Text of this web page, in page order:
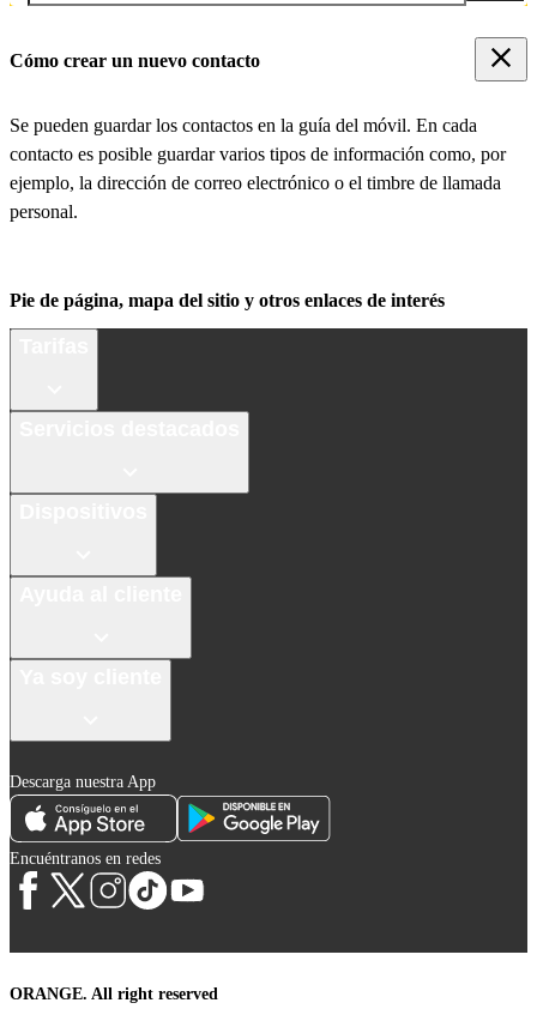
Cómo crear un nuevo contacto
Se pueden guardar los contactos en la guía del móvil. En cada
contacto es posible guardar varios tipos de información como, por
ejemplo, la dirección de correo electrónico o el timbre de llamada
personal.
Pie de página, mapa del sitio y otros enlaces de interés
Descarga nuestra App
Encuéntranos en redes
ORANGE. All right reserved